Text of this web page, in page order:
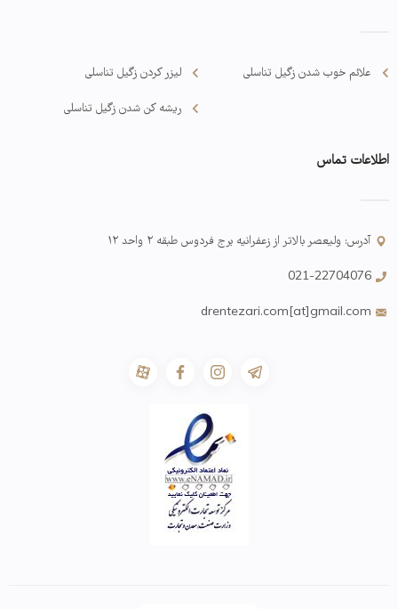
علائم خوب شدن زگیل تناسلی لیزر کردن زگیل تناسلی
ریشه کن شدن زگیل تناسلی
اطلاعات تماس
آدرس: ولیعصر بالاتر از زعفرانیه برج فردوس طبقه ۲ واحد ۱۲
021-22704076
drentezari.com[at]gmail.com